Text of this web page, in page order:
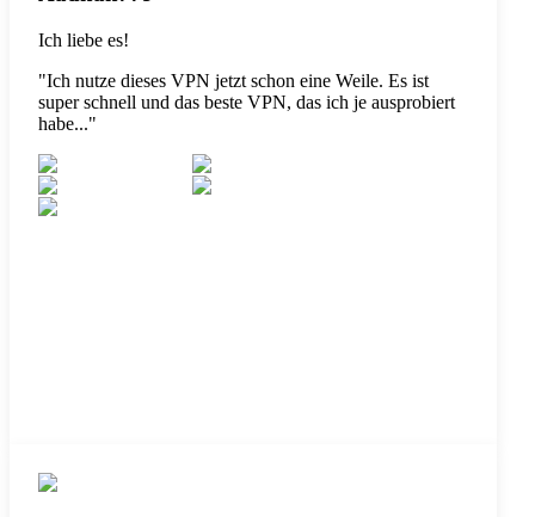
Ich liebe es!
"Ich nutze dieses VPN jetzt schon eine Weile. Es ist
super schnell und das beste VPN, das ich je ausprobiert
habe..."